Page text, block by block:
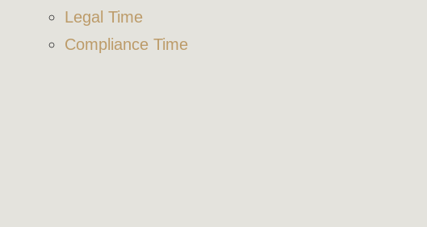
Legal Time
Compliance Time